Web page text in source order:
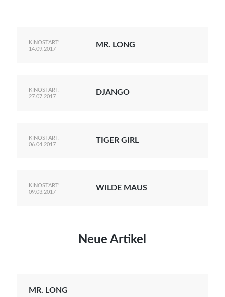
KINOSTART:
14.09.2017
MR. LONG
KINOSTART:
27.07.2017
DJANGO
KINOSTART:
06.04.2017
TIGER GIRL
KINOSTART:
09.03.2017
WILDE MAUS
Neue Artikel
MR. LONG